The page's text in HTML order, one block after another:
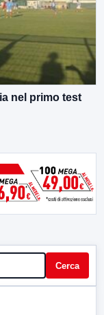
nel primo test
Cerca